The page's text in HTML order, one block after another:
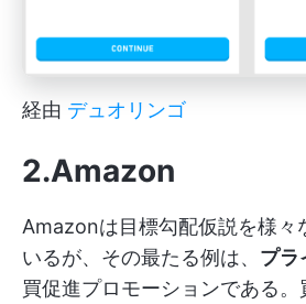
経由 デュオリンゴ
2.Amazon
Amazonは目標勾配仮説を様々
いるが、その最たる例は、 プラ
買促進プロモーションである。